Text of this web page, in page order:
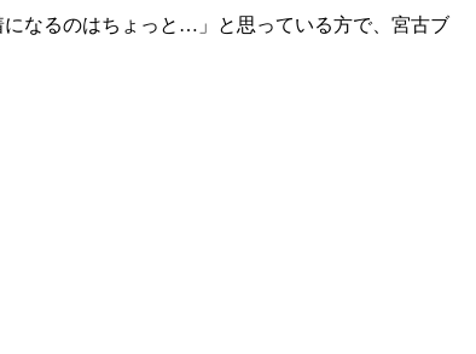
なるのはちょっと…」と思っている方で、宮古ブ